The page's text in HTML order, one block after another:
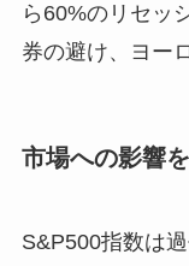
ら60%のリセッ
券の避け、ヨー
市場への影響
S&P500指数は